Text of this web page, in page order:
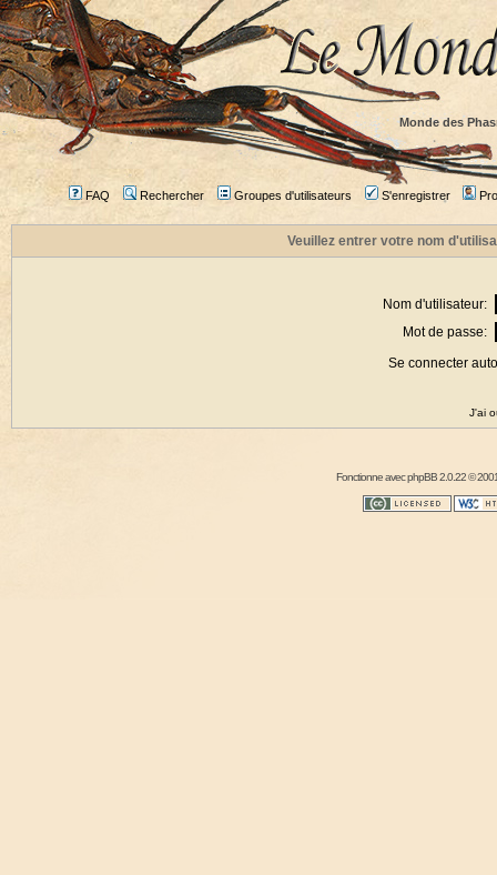
Monde des
FAQ Rechercher Groupes d'utilisateurs S'enregistrer
Veuillez entrer votre nom
Nom d'utilisateur:
Mot de passe:
Se connecter
J'ai
Fonctionne avecphpBB2.0.22 ©